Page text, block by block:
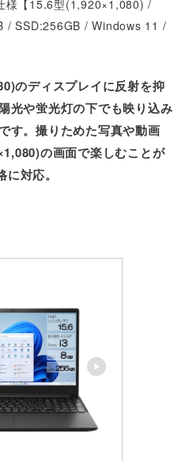
【15.6型(1,920×1,080) /
/ SSD:256GB / Windows 11 /
のディスプレイに反射を抑
光や蛍光灯の下でも映り込み
す。撮りためた写真や動画
の画面で楽しむことが
対応。